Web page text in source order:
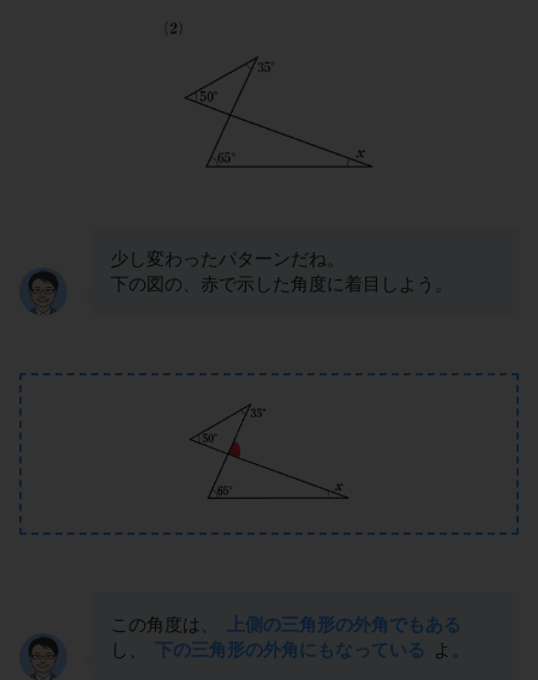
少し変わったパターンだね。
下の図の、赤で示した角度に着目しよう。
この角度は、
上側の三角形の外角でもある
し、
下の三角形の外角にもなっている よ。